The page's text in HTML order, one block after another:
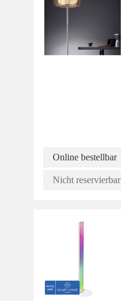
Online bestellbar
Nicht reservierbar